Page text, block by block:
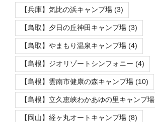
【兵庫】気比の浜キャンプ場 (3)
【鳥取】夕日の丘神田キャンプ場 (3)
【鳥取】やまもり温泉キャンプ場 (4)
【島根】ジオリゾートシンフォニー (4)
【島根】雲南市健康の森キャンプ場 (10)
【島根】立久恵峡わかあゆの里キャンプ場
【岡山】経ヶ丸オートキャンプ場 (8)